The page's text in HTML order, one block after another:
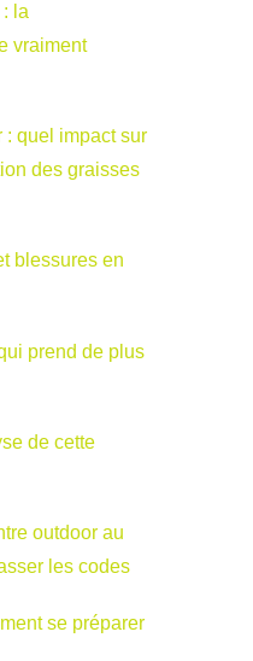
la
vraiment
quel impact sur
des graisses
blessures en
prend de plus
de cette
outdoor au
les codes
se préparer